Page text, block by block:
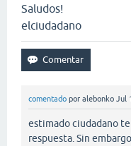
Saludos!
elciudadano
comentado por alebonko Jul
estimado ciudadano
respuesta. Sin